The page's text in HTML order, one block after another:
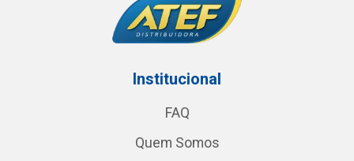
Institucional
FAQ
Quem Somos